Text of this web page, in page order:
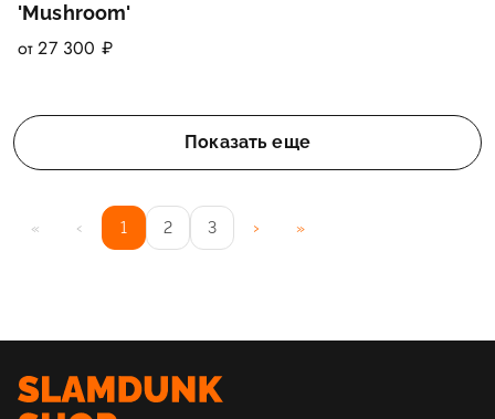
'Mushroom'
от 27 300 ₽
Показать еще
« ‹ 1 2 3 › »